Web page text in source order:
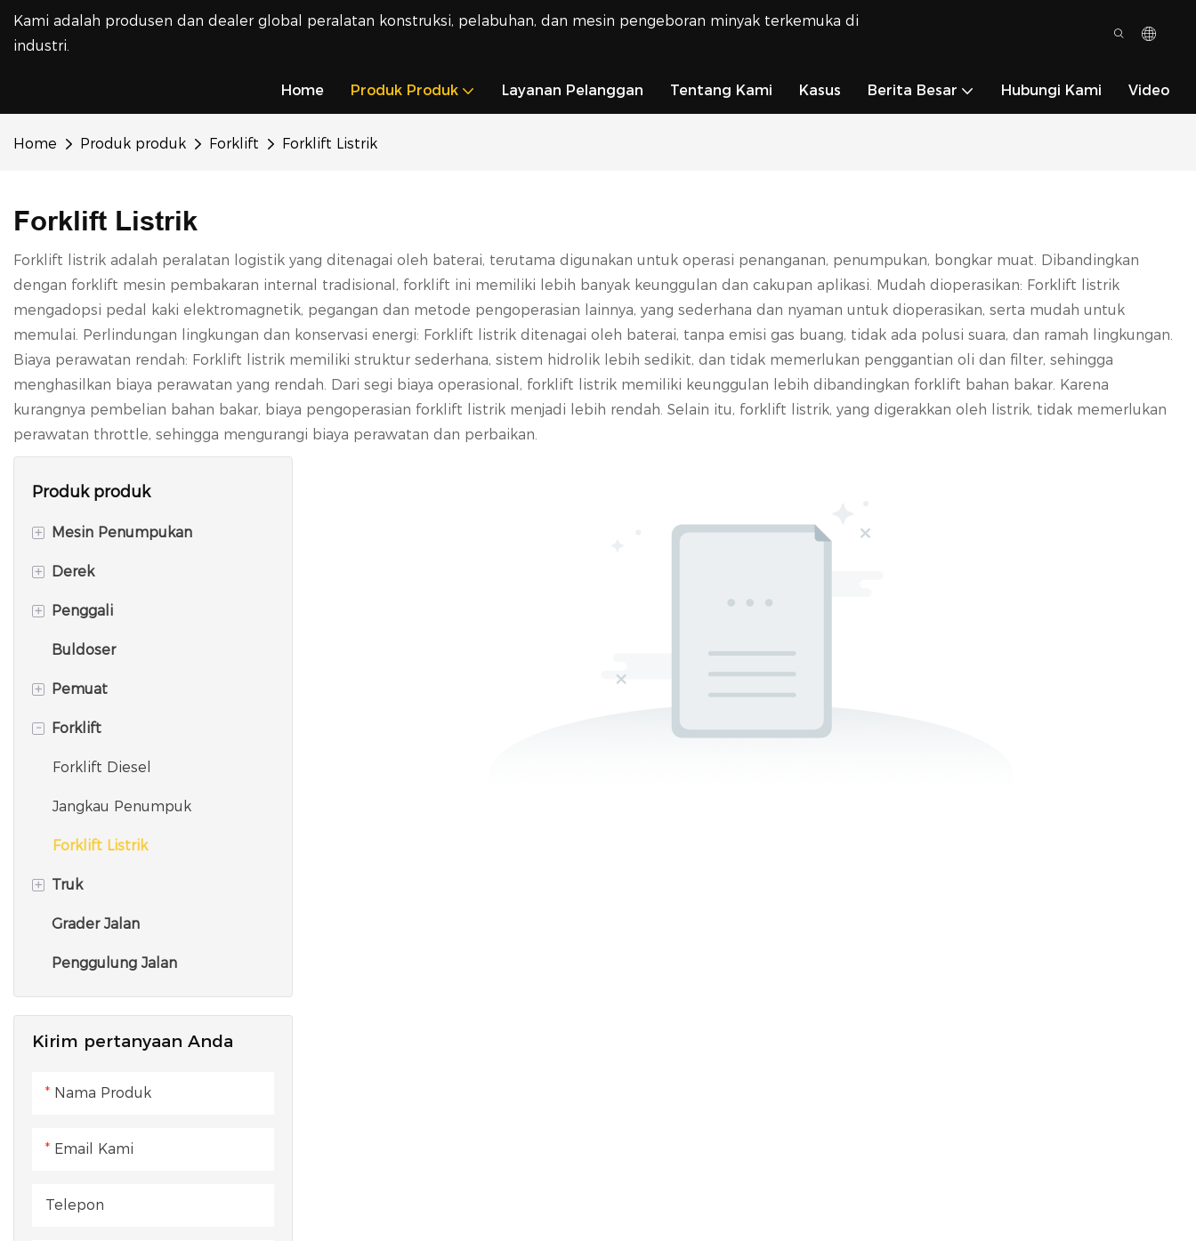
Kami adalah produsen dan dealer global peralatan konstruksi, pelabuhan, dan mesin pengeboran minyak terkemuka di
industri.
Home Produk Produk Layanan Pelanggan Tentang Kami Kasus Berita Besar Hubungi Kami Video
Home Produk produk Forklift Forklift Listrik
Forklift Listrik
Forklift listrik adalah peralatan logistik yang ditenagai oleh baterai, terutama digunakan untuk operasi penanganan, penumpukan, bongkar muat. Dibandingkan
dengan forklift mesin pembakaran internal tradisional, forklift ini memiliki lebih banyak keunggulan dan cakupan aplikasi. Mudah dioperasikan: Forklift listrik
mengadopsi pedal kaki elektromagnetik, pegangan dan metode pengoperasian lainnya, yang sederhana dan nyaman untuk dioperasikan, serta mudah untuk
memulai. Perlindungan lingkungan dan konservasi energi: Forklift listrik ditenagai oleh baterai, tanpa emisi gas buang, tidak ada polusi suara, dan ramah lingkungan.
Biaya perawatan rendah: Forklift listrik memiliki struktur sederhana, sistem hidrolik lebih sedikit, dan tidak memerlukan penggantian oli dan filter, sehingga
menghasilkan biaya perawatan yang rendah. Dari segi biaya operasional, forklift listrik memiliki keunggulan lebih dibandingkan forklift bahan bakar. Karena
kurangnya pembelian bahan bakar, biaya pengoperasian forklift listrik menjadi lebih rendah. Selain itu, forklift listrik, yang digerakkan oleh listrik, tidak memerlukan
perawatan throttle, sehingga mengurangi biaya perawatan dan perbaikan.
Produk produk
+ Mesin Penumpukan
RIG Pengeboran Putar
Ambil Diafragma Dinding
Pemotong Parit
Palu Vibro Hidraulik
+ Derek
Truk Derek
Derek Segala Medan
Derek Medan Kasar
Derek yang dipasang di truk
Derek Perayap
Menara Derek
+ Penggali
Ekskavator perayap
Ekskavator Roda
Buldoser
+ Pemuat
pemuat beroda
Pemuat Backhoe
- Forklift
Forklift Diesel
Jangkau Penumpuk
Forklift Listrik
+ Truk
Truk Pompa
Truk Pengaduk
Traktor Semi Trailer
Truk jungkit
Grader Jalan
Penggulung Jalan
Kirim pertanyaan Anda
Nama Produk
Email Kami
Telepon